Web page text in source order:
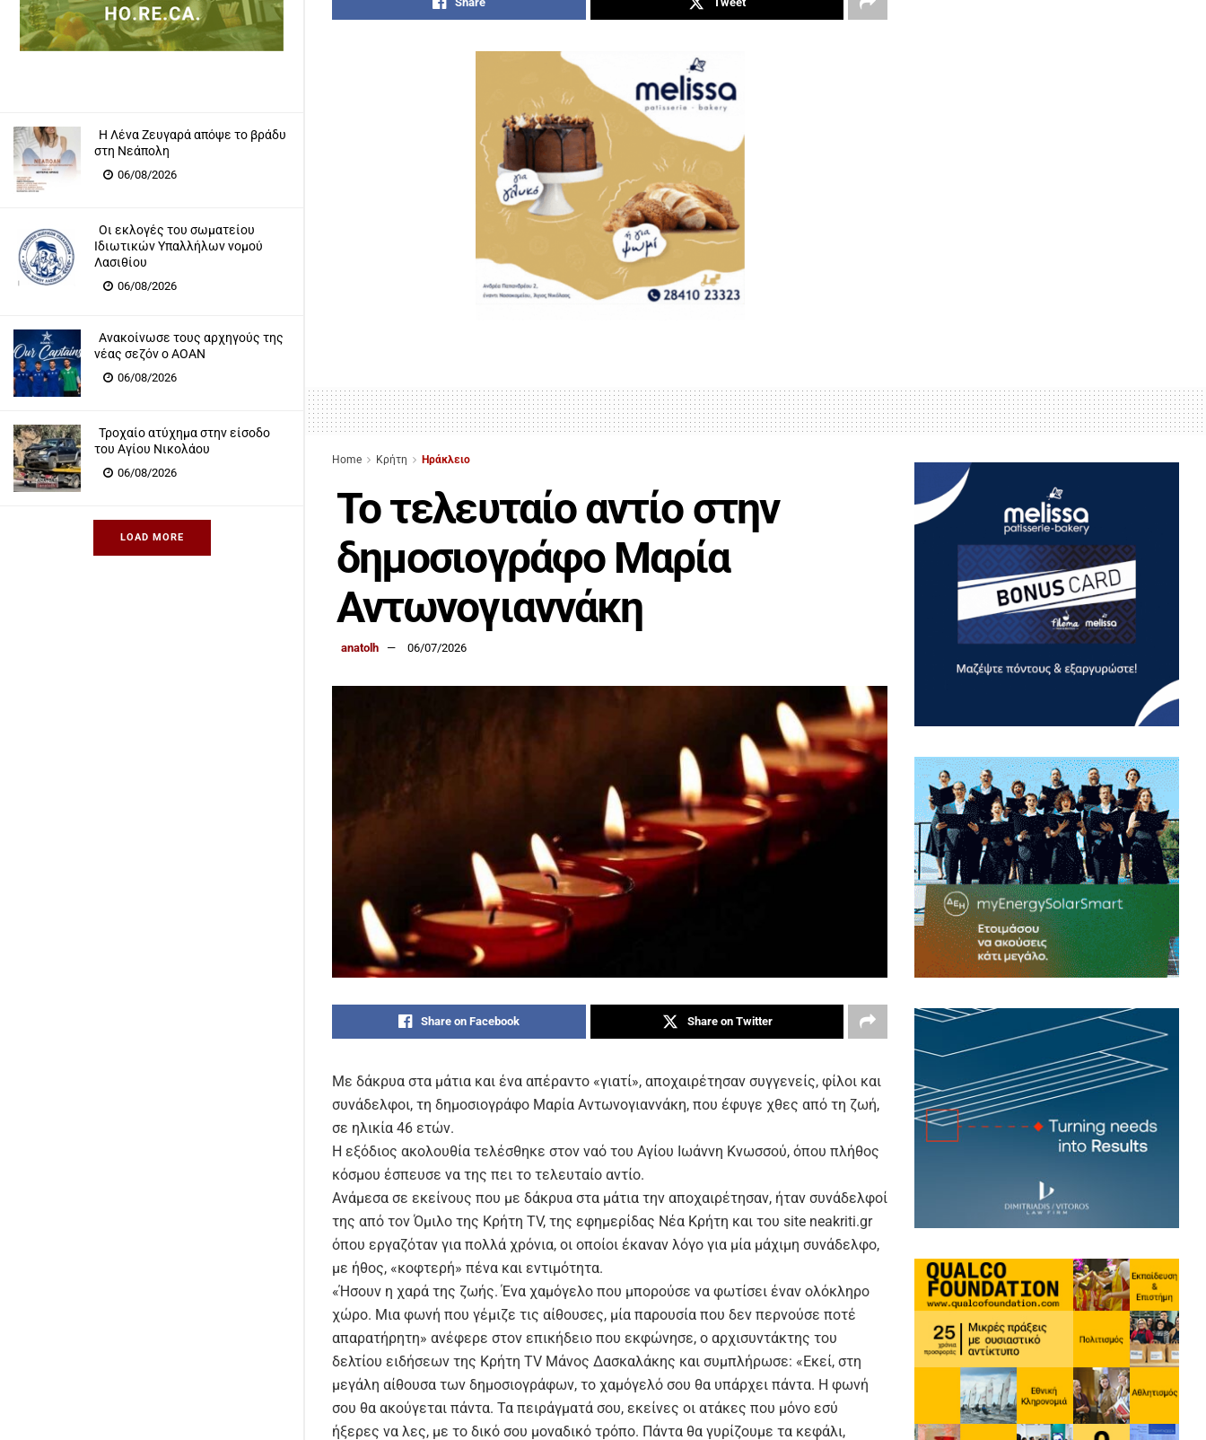
Η Λένα Ζευγαρά απόψε το βράδυ
στη Νεάπολη
06/08/2026
Οι εκλογές του σωματείου
Ιδιωτικών Υπαλλήλων νομού
Λασιθίου
06/08/2026
Ανακοίνωσε τους αρχηγούς της
νέας σεζόν ο ΑΟΑΝ
06/08/2026
Τροχαίο ατύχημα στην είσοδο
του Αγίου Νικολάου
06/08/2026
LOAD MORE
Home Κρήτη Ηράκλειο
Το τελευταίο αντίο στην
δημοσιογράφο Μαρία
Αντωνογιαννάκη
anatolh 06/07/2026
Share on Facebook Share on Twitter
Με δάκρυα στα μάτια και ένα απέραντο «γιατί», αποχαιρέτησαν συγγενείς, φίλοι και
συνάδελφοι, τη δημοσιογράφο Μαρία Αντωνογιαννάκη, που έφυγε χθες από τη ζωή,
σε ηλικία 46 ετών.
Η εξόδιος ακολουθία τελέσθηκε στον ναό του Αγίου Ιωάννη Κνωσσού, όπου πλήθος
κόσμου έσπευσε να της πει το τελευταίο αντίο.
Ανάμεσα σε εκείνους που με δάκρυα στα μάτια την αποχαιρέτησαν, ήταν συνάδελφοί
της από τον Όμιλο της Κρήτη ΤV, της εφημερίδας Νέα Κρήτη και του site neakriti.gr
όπου εργαζόταν για πολλά χρόνια, οι οποίοι έκαναν λόγο για μία μάχιμη συνάδελφο,
με ήθος, «κοφτερή» πένα και εντιμότητα.
«Ήσουν η χαρά της ζωής. Ένα χαμόγελο που μπορούσε να φωτίσει έναν ολόκληρο
χώρο. Μια φωνή που γέμιζε τις αίθουσες, μία παρουσία που δεν περνούσε ποτέ
απαρατήρητη» ανέφερε στον επικήδειο που εκφώνησε, ο αρχισυντάκτης του
δελτίου ειδήσεων της Κρήτη TV Μάνος Δασκαλάκης και συμπλήρωσε: «Εκεί, στη
μεγάλη αίθουσα των δημοσιογράφων, το χαμόγελό σου θα υπάρχει πάντα. Η φωνή
σου θα ακούγεται πάντα. Τα πειράγματά σου, εκείνες οι ατάκες που μόνο εσύ
ήξερες να λες, με το δικό σου μοναδικό τρόπο. Πάντα θα γυρίζουμε τα κεφάλι,